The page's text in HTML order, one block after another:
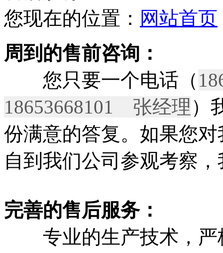
您现在的位置： 网站首页
周到的售前咨询：
您只要一个电话（
18653668101 张经理 ）
份满意的答复。如果您
自到我们公司参观考察
完善的售后服务：
专业的生产技术，严